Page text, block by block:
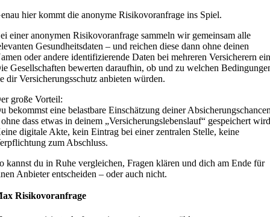
hier kommt die anonyme Risikovoranfrage ins Spiel.
einer anonymen Risikovoranfrage sammeln wir gemeinsam alle
Gesundheitsdaten – und reichen diese dann ohne deinen
oder andere identifizierende Daten bei mehreren Versicherern
Gesellschaften bewerten daraufhin, ob und zu welchen
dir Versicherungsschutz anbieten würden.
große Vorteil:
bekommst eine belastbare Einschätzung deiner
dass etwas in deinem „Versicherungslebenslauf“ gespeichert
digitale Akte, kein Eintrag bei einer zentralen Stelle, keine
zum Abschluss.
kannst du in Ruhe vergleichen, Fragen klären und dich am Ende für
Anbieter entscheiden – oder auch nicht.
Risikovoranfrage